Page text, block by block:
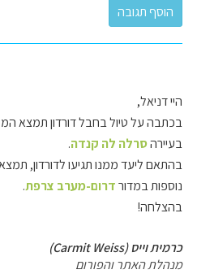
היי דניאל,
בכתבה על טיול בחבל דורדון תמצא
בעיירהסרלה לה קנדה.
בהתאם ליעד ממנו תגיעו לדורדון,
נוספות במדורדרום-מערב צרפת.
בהצלחה!
כרמית וייס (Carmit Weiss)
מנהלת האתר והפורום